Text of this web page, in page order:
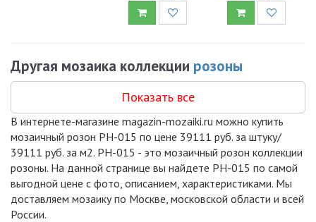
Другая мозаика коллекции розоны
Показать все
В интернете-магазине magazin-mozaiki.ru можно купить
мозаичный розон PH-015 по цене 39111 руб. за штуку/
39111 руб. за м2. PH-015 - это мозаичный розон коллекции
розоны. На данной странице вы найдете PH-015 по самой
выгодной цене с фото, описанием, характеристиками. Мы
доставляем мозаику по Москве, московской области и всей
России.